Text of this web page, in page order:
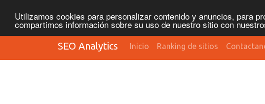
Utilizamos cookies para personalizar contenido y anuncios, para
compartimos información sobre su uso de nuestro sitio con
SEO Analytics Inicio Ranking de sitios